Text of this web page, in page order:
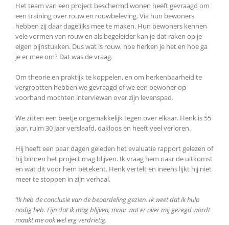
Het team van een project beschermd wonen heeft gevraagd om
een training over rouw en rouwbeleving. Via hun bewoners
hebben zij daar dagelijks mee te maken. Hun bewoners kennen
vele vormen van rouw en als begeleider kan je dat raken op je
eigen pijnstukken. Dus wat is rouw, hoe herken je het en hoe ga
je er mee om? Dat was de vraag.
Om theorie en praktijk te koppelen, en om herkenbaarheid te
vergrootten hebben we gevraagd of we een bewoner op
voorhand mochten interviewen over zijn levenspad.
We zitten een beetje ongemakkelijk tegen over elkaar. Henk is 55
jaar, ruim 30 jaar verslaafd, dakloos en heeft veel verloren.
Hij heeft een paar dagen geleden het evaluatie rapport gelezen of
hij binnen het project mag blijven. Ik vraag hem naar de uitkomst
en wat dit voor hem betekent. Henk vertelt en ineens lijkt hij niet
meer te stoppen in zijn verhaal.
‘Ik heb de conclusie van de beoordeling gezien. Ik weet dat ik hulp
nodig heb. Fijn dat ik mag blijven, maar wat er over mij gezegd wordt
maakt me ook wel erg verdrietig.